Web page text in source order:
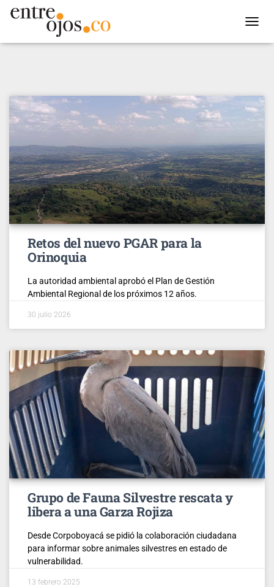
Retos del nuevo PGAR para la
Orinoquia
La autoridad ambiental aprobó el Plan de Gestión
Ambiental Regional de los próximos 12 años.
30 julio 2026
Grupo de Fauna Silvestre rescata y
libera a una Garza Rojiza
Desde Corpoboyacá se pidió la colaboración ciudadana
para informar sobre animales silvestres en estado de
vulnerabilidad.
13 febrero 2025